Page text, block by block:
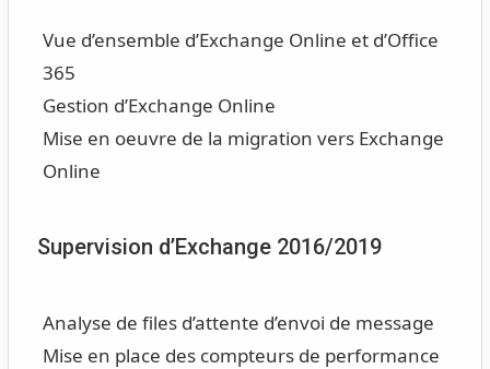
Vue d’ensemble d’Exchange Online et d’Office
365
Gestion d’Exchange Online
Mise en oeuvre de la migration vers Exchange
Online
Supervision d’Exchange 2016/2019
Analyse de files d’attente d’envoi de message
Mise en place des compteurs de performance